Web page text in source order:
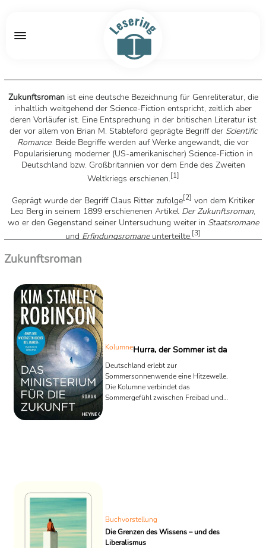
Zukunftsromanist eine deutsche Bezeichnung für Genreliteratur, die
inhaltlich weitgehend der Science-Fiction entspricht, zeitlich aber
deren Vorläufer ist. Eine Entsprechung in der britischen Literatur ist
der vor allem von Brian M. Stableford geprägte Begriff der Scientific
Romance. Beide Begriffe werden auf Werke angewandt, die vor
Popularisierung moderner (US-amerikanischer) Science-Fiction in
Deutschland bzw. Großbritannien vor dem Ende des Zweiten
Weltkriegs erschienen.[1]
Geprägt wurde der Begriff Claus Ritter zufolge[2] von dem Kritiker
Leo Berg in seinem 1899 erschienenen Artikel Der Zukunftsroman,
wo er den Gegenstand seiner Untersuchung weiter in Staatsromane
und Erfindungsromaneunterteilte.[3]
Zukunftsroman
KolumneHurra, der Sommer ist da
Deutschland erlebt zur
Sommersonnenwende eine Hitzewelle.
Die Kolumne verbindet das
Sommergefühl zwischen Freibad und
Buchvorstellung
Die Grenzen des Wissens – und des
Liberalismus